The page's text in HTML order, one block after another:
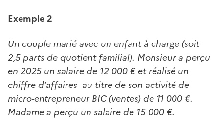
Exemple 2
Un couple marié avec un enfant à charge (soit
2,5 parts de quotient familial). Monsieur a perçu
en 2025 un salaire de 12 000 € et réalisé un
chiffre d’affaires au titre de son activité de
micro-entrepreneur BIC (ventes) de 11 000 €.
Madame a perçu un salaire de 15 000 €.